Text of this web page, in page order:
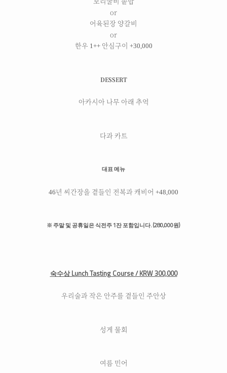
or
어육된장 양갈비
or
한우 1++ 안심구이 +30,000
DESSERT
아카시아 나무 아래 추억
다과 카트
대표 메뉴
46년 씨간장을 곁들인 전복과 캐비어 +48,000
※ 주말 및 공휴일은 식전주 1잔 포함입니다. (280,000원)
숙수상 Lunch Tasting Course / KRW 300,000
우리술과 작은 안주를 곁들인 주안상
성게 물회
여름 민어